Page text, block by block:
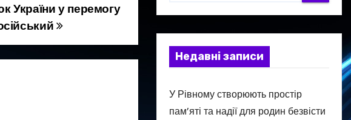
України у перемогу
Недавні записи
У Рівному створюють простір
пам’яті та надії для родин безвісти